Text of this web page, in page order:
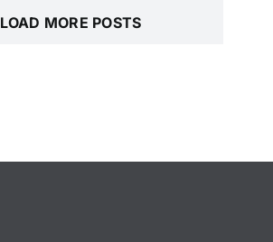
LOAD MORE POSTS